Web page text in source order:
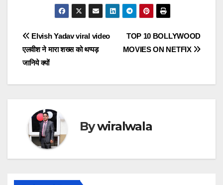
Post
navigation
TOP 10 BOLLYWOOD
MOVIES ON NETFIX
Elvish Yadav viral video
एलवीश ने मारा शख्स को थप्पड़
जानिये क्यों
Bywiralwala